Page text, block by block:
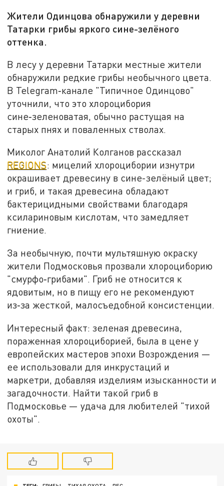
Жители Одинцова обнаружили у деревни
Татарки грибы яркого сине-зелёного
оттенка.
В лесу у деревни Татарки местные жители
обнаружили редкие грибы необычного цвета.
В Telegram‑канале "Типичное Одинцово"
уточнили, что это хлороцибория
сине‑зеленоватая, обычно растущая на
старых пнях и поваленных стволах.
Миколог Анатолий Колганов рассказал
REGIONS: мицелий хлороцибории изнутри
окрашивает древесину в сине-зелёный цвет;
и гриб, и такая древесина обладают
бактерицидными свойствами благодаря
ксилариновым кислотам, что замедляет
гниение.
За необычную, почти мультяшную окраску
жители Подмосковья прозвали хлороциборию
"смурфо‑грибами". Гриб не относится к
ядовитым, но в пищу его не рекомендуют
из‑за жесткой, малосъедобной консистенции.
Интересный факт: зеленая древесина,
пораженная хлороциборией, была в цене у
европейских мастеров эпохи Возрождения —
ее использовали для инкрустаций и
маркетри, добавляя изделиям изысканности и
загадочности. Найти такой гриб в
Подмосковье — удача для любителей "тихой
охоты".